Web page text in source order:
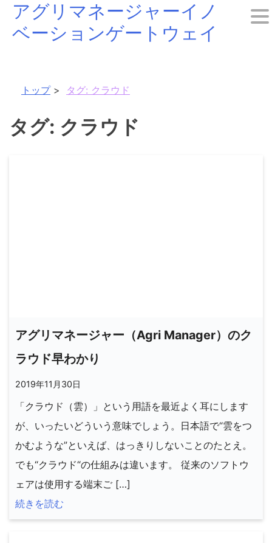
Skipアグリマネージャーイノ
ベーションゲートウェイ
トップ タグ: クラウド
タグ: クラウド
アグリマネージャー（Agri Manager）のク
ラウド早わかり
2019年11月30日
「クラウド（雲）」という用語を最近よく耳にします
が、いったいどういう意味でしょう。日本語で“雲をつ
かむような”といえば、はっきりしないことのたとえ。
でも“クラウド“の仕組みは違います。 従来のソフトウ
ェアは使用する端末ご […]
続きを読む